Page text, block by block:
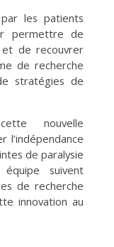
les patients
permettre de
de recouvrer
de recherche
stratégies de
nouvelle
l’indépendance
de paralysie
suivent
de recherche
innovation au